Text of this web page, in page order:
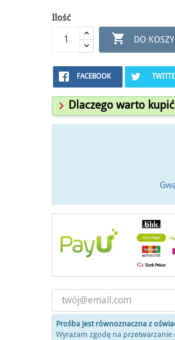
Ilość
 DO
FACEBOOK
 Dlaczego warto
Prośba jest równoznaczna z
Wyrażam zgodę na